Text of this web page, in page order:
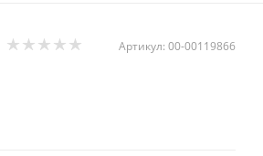
Артикул: 00-00119866